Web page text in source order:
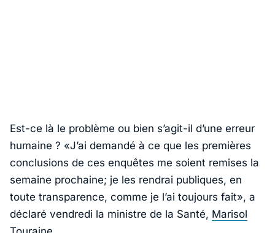
Est-ce là le problème ou bien s’agit-il d’une erreur
humaine ? «J’ai demandé à ce que les premières
conclusions de ces enquêtes me soient remises la
semaine prochaine; je les rendrai publiques, en
toute transparence, comme je l’ai toujours fait», a
déclaré vendredi la ministre de la Santé, Marisol